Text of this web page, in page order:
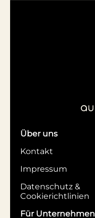
Über uns
Kontakt
Impressum
Datenschutz &
Cookierichtlinien
Für Unternehmen